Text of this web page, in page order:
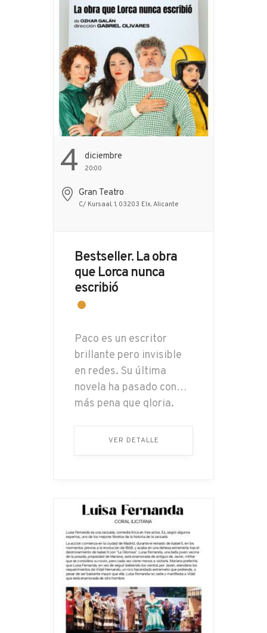
...
4 Diciembre
20:00
Gran Teatro
C/ Kursaal, 1, 03203 Elx, Alicante
Bestseller. La obra
que Lorca nunca
escribió
Paco es un escritor
brillante pero invisible
en redes. Su última
novela ha pasado con
más pena que gloria.
convencida de que el
VER DETALLE